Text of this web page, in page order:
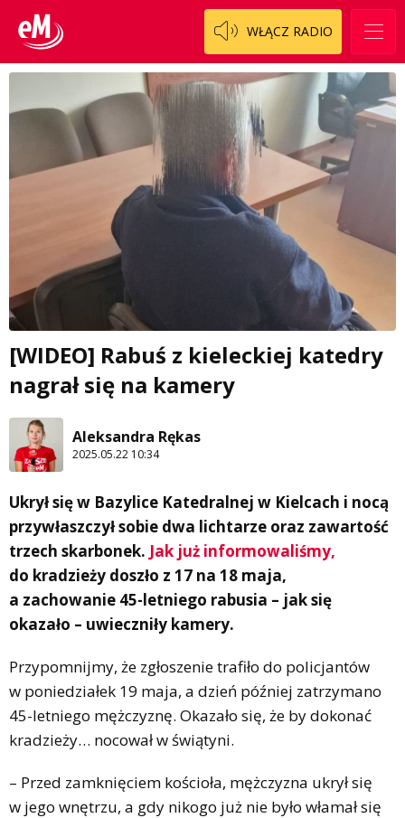
WŁĄCZ RADIO
[WIDEO] Rabuś z kieleckiej katedry
nagrał się na kamery
Aleksandra Rękas
2025.05.22 10:34
Ukrył się w Bazylice Katedralnej w Kielcach i nocą
przywłaszczył sobie dwa lichtarze oraz zawartość
trzech skarbonek. Jak już informowaliśmy,
do kradzieży doszło z 17 na 18 maja,
a zachowanie 45-letniego rabusia – jak się
okazało – uwieczniły kamery.
Przypomnijmy, że zgłoszenie trafiło do policjantów
w poniedziałek 19 maja, a dzień później zatrzymano
45-letniego mężczyznę. Okazało się, że by dokonać
kradzieży… nocował w świątyni.
– Przed zamknięciem kościoła, mężczyzna ukrył się
w jego wnętrzu, a gdy nikogo już nie było włamał się